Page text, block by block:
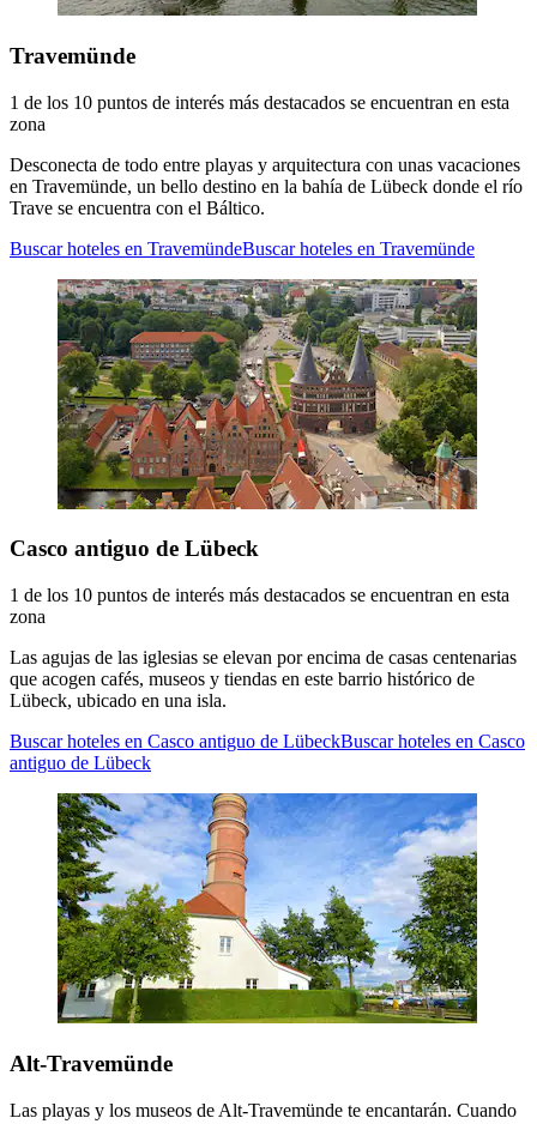
Travemünde
1 de los 10 puntos de interés más destacados se encuentran en esta
zona
Desconecta de todo entre playas y arquitectura con unas vacaciones
en Travemünde, un bello destino en la bahía de Lübeck donde el río
Trave se encuentra con el Báltico.
Buscar hoteles en TravemündeBuscar hoteles en Travemünde
Casco antiguo de Lübeck
1 de los 10 puntos de interés más destacados se encuentran en esta
zona
Las agujas de las iglesias se elevan por encima de casas centenarias
que acogen cafés, museos y tiendas en este barrio histórico de
Lübeck, ubicado en una isla.
Buscar hoteles en Casco antiguo de LübeckBuscar hoteles en Casco
antiguo de Lübeck
Alt-Travemünde
Las playas y los museos de Alt-Travemünde te encantarán. Cuando